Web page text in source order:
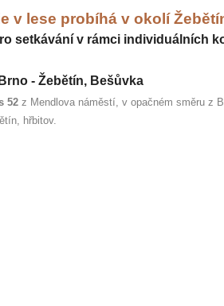
v lese probíhá v okolí
setkávání v rámci individuálních
- Žebětín, Bešůvka
52 z Mendlova náměstí, v opačném směru z
hřbitov.